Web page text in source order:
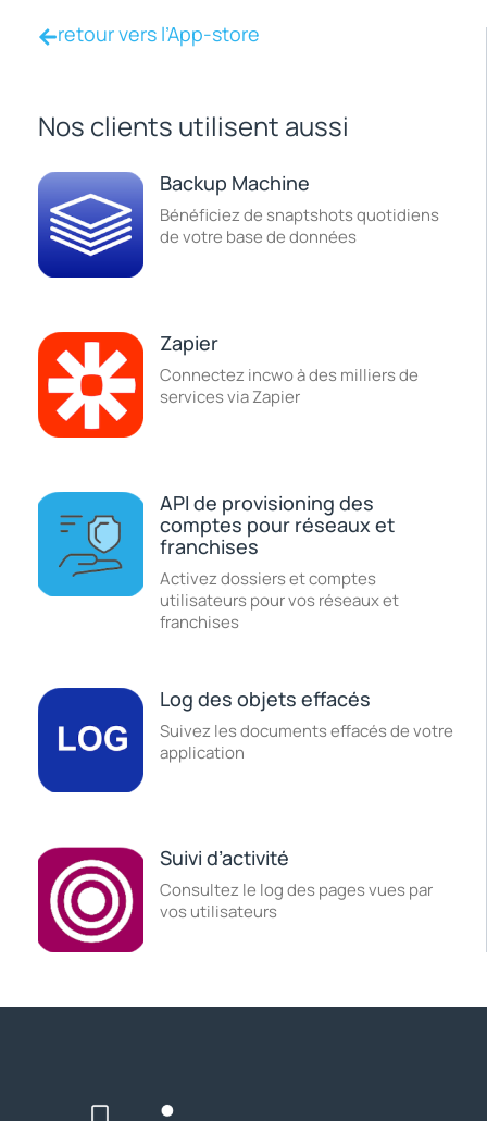
retour vers l’App-store
Nos clients utilisent aussi
Backup Machine
Bénéficiez de snaptshots quotidiens
de votre base de données
Zapier
Connectez incwo à des milliers de
services via Zapier
API de provisioning des
comptes pour réseaux et
franchises
Activez dossiers et comptes
utilisateurs pour vos réseaux et
franchises
Log des objets effacés
Suivez les documents effacés de votre
application
Suivi d’activité
Consultez le log des pages vues par
vos utilisateurs